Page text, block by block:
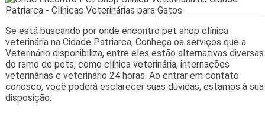
Se está buscando por onde encontro pet shop clínica
veterinária na Cidade Patriarca, Conheça os serviços que a
Veterinário disponibiliza, entre eles estão alternativas diversas
do ramo de pets, como clínica veterinária, internações
veterinárias e veterinário 24 horas. Ao entrar em contato
conosco, você poderá esclarecer suas dúvidas, estamos à sua
disposição.